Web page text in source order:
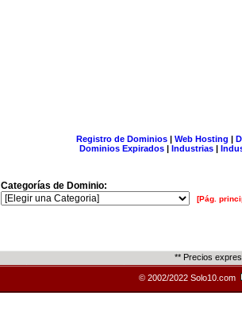
Registro de Dominios| Web Hosting |
Dominios Expirados | Industrias |
Categorías de Dominio:
[Pág.
** Precios
© 2002/2022 Solo10.com